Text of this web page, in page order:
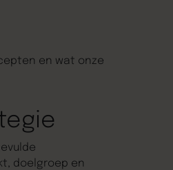
en wat onze
doelgroep en